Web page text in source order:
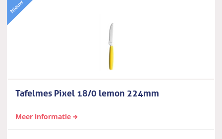
Tafelmes Pixel 18/0 lemon 224mm
Meer informatie